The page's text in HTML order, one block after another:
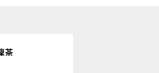
茶